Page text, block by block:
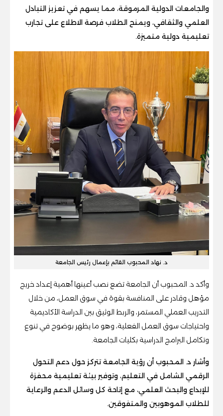
والجامعات الدولية المرموقة، مما يسهم في تعزيز التبادل
العلمي والثقافي، ويمنح الطلاب فرصة الاطلاع على تجارب
تعليمية دولية متميزة.
د. نهاد المحبوب القائم بإعمال رئيس الجامعة
وأكد د. المحبوب أن الجامعة تضع نصب أعينها أهمية إعداد خريج
مؤهل وقادر على المنافسة بقوة في سوق العمل، من خلال
التدريب العملي المستمر، والربط الوثيق بين الدراسة الأكاديمية
واحتياجات سوق العمل الفعلية، وهو ما يظهر بوضوح في تنوع
وتكامل البرامج الدراسية بكليات الجامعة.
وأشار د. المحبوب أن رؤية الجامعة تتركز حول دعم التحول
الرقمي الشامل في التعليم، وتوفير بيئة تعليمية محفزة
للإبداع والبحث العلمي، مع إتاحة كل وسائل الدعم والرعاية
للطلاب الموهوبين والمتفوقين.